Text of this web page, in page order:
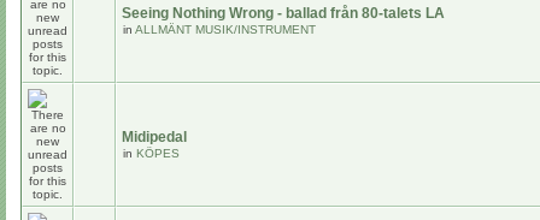
Seeing Nothing Wrong - ballad från 80-talets LA
in ALLMÄNT MUSIK/INSTRUMENT
Midipedal
in KÖPES